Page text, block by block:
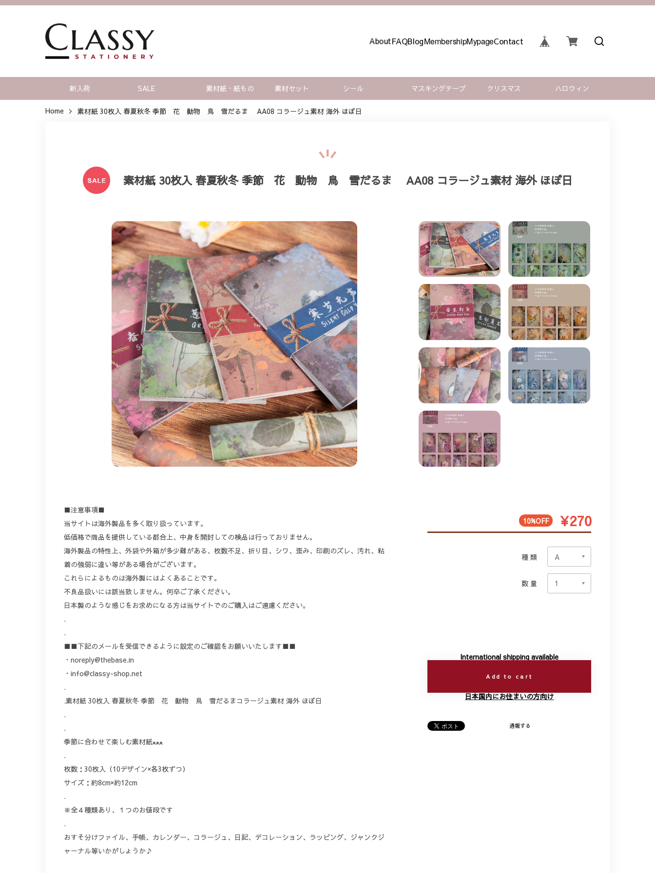
AboutFAQBlogMembershipMypageContact
新入荷 SALE 素材紙・紙もの 素材セット シール マスキングテープ クリスマス ハロウィン
Home 素材紙 30枚入 春夏秋冬 季節 花 動物 鳥 雪だるま AA08 コラージュ素材 海外 ほぼ日
素材紙 30枚入 春夏秋冬 季節 花 動物 鳥 雪だるま AA08 コラージュ素材 海外 ほぼ日
■注意事項■
当サイトは海外製品を多く取り扱っています。
低価格で商品を提供している都合上、中身を開封しての検品は行っておりません。
海外製品の特性上、外袋や外箱が多少難がある、枚数不足、折り目、シワ、歪み、印刷のズレ、汚れ、粘
着の強弱に違い等がある場合がございます。
これらによるものは海外製にはよくあることです。
不良品扱いには該当致しません。何卒ご了承ください。
日本製のような感じをお求めになる方は当サイトでのご購入はご遠慮ください。
.
.
■■下記のメールを受信できるように設定のご確認をお願いいたします■■
・ noreply@thebase.in
・ info@classy-shop.net
.
.素材紙 30枚入 春夏秋冬 季節 花 動物 鳥 雪だるまコラージュ素材 海外 ほぼ日
.
.
季節に合わせて楽しむ素材紙ﻌﻌﻌ
.
枚数：30枚入（10デザイン×各3枚ずつ）
サイズ：約8cm×約12cm
.
※全４種類あり、１つのお値段です
.
おすそ分けファイル、手帳、カレンダー、コラージュ、日記、デコレーション、ラッピング、ジャンクジ
ャーナル等いかがしょうか♪
10%OFF ¥270
種類
数量
International shipping available
Add to cart
日本国内にお住まいの方向け
通報する